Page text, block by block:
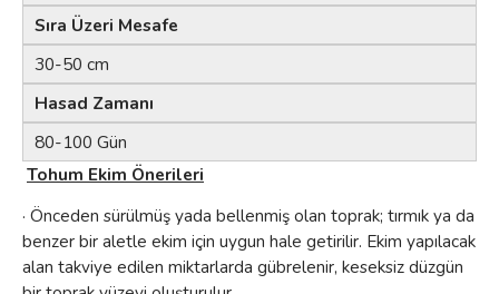
Sıra Üzeri Mesafe
30-50 cm
Hasad Zamanı
80-100 Gün
Tohum Ekim Önerileri
· Önceden sürülmüş yada bellenmiş olan toprak; tırmık ya da
benzer bir aletle ekim için uygun hale getirilir. Ekim yapılacak
alan takviye edilen miktarlarda gübrelenir, keseksiz düzgün